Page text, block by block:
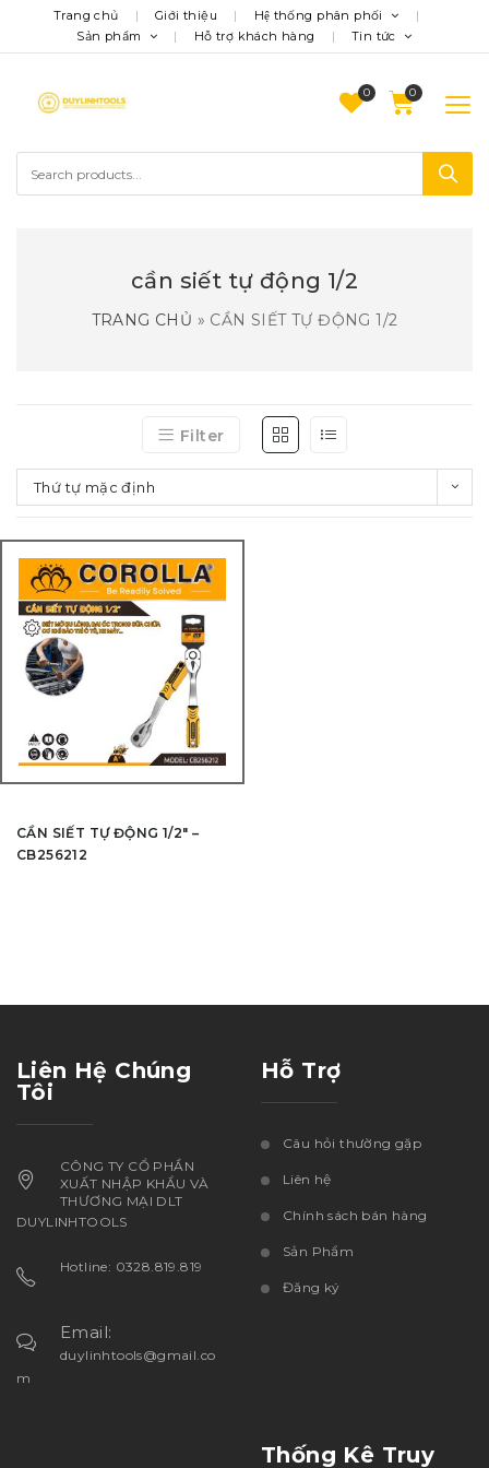
Trang chủ Giới thiệu
Hệ thống phân phối
Sản phẩm
Hỗ trợ khách hàng Tin tức
0
cần siết tự động 1/2
TRANG CHỦ » CẦN SIẾT TỰ ĐỘNG 1/2
Filter
Thứ tự mặc định
CẦN SIẾT TỰ ĐỘNG 1/2″ –
CB256212
Liên Hệ Chúng
Tôi
CÔNG TY CỔ PHẦN
XUẤT NHẬP KHẨU VÀ
THƯƠNG MẠI DLT
DUYLINHTOOLS
Hotline: 0328.819.819
Email:
duylinhtools@gmail.co
m
Hỗ Trợ
Câu hỏi thường gặp
Liên hệ
Chính sách bán hàng
Sản Phẩm
Đăng ký
Thống Kê Truy